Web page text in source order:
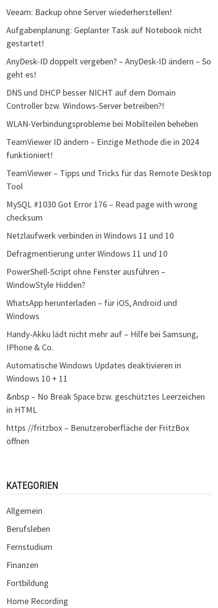
Veeam: Backup ohne Server wiederherstellen!
Aufgabenplanung: Geplanter Task auf Notebook nicht
gestartet!
AnyDesk-ID doppelt vergeben? – AnyDesk-ID ändern – So
geht es!
DNS und DHCP besser NICHT auf dem Domain
Controller bzw. Windows-Server betreiben?!
WLAN-Verbindungsprobleme bei Mobilteilen beheben
TeamViewer ID ändern – Einzige Methode die in 2024
funktioniert!
TeamViewer – Tipps und Tricks für das Remote Desktop
Tool
MySQL #1030 Got Error 176 – Read page with wrong
checksum
Netzlaufwerk verbinden in Windows 11 und 10
Defragmentierung unter Windows 11 und 10
PowerShell-Script ohne Fenster ausführen –
WindowStyle Hidden?
WhatsApp herunterladen – für iOS, Android und
Windows
Handy-Akku lädt nicht mehr auf – Hilfe bei Samsung,
IPhone & Co.
Automatische Windows Updates deaktivieren in
Windows 10 + 11
&nbsp – No Break Space bzw. geschütztes Leerzeichen
in HTML
https //fritzbox – Benutzeroberfläche der FritzBox
öffnen
KATEGORIEN
Allgemein
Berufsleben
Fernstudium
Finanzen
Fortbildung
Home Recording